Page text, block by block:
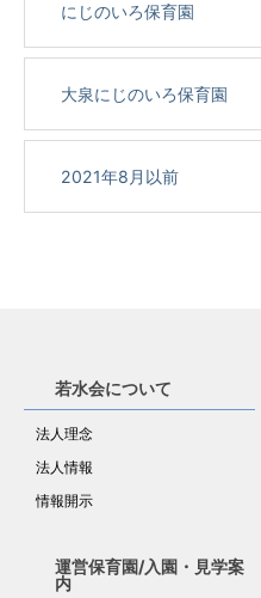
にじのいろ保育園
大泉にじのいろ保育園
2021年8月以前
若水会について
法人理念
法人情報
情報開示
運営保育園/入園・見学案
内